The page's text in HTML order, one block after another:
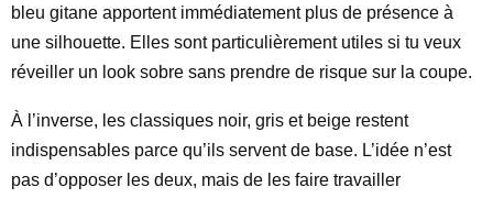
bleu gitane apportent immédiatement plus de présence à
une silhouette. Elles sont particulièrement utiles si tu veux
réveiller un look sobre sans prendre de risque sur la coupe.
À l’inverse, les classiques noir, gris et beige restent
indispensables parce qu’ils servent de base. L’idée n’est
pas d’opposer les deux, mais de les faire travailler